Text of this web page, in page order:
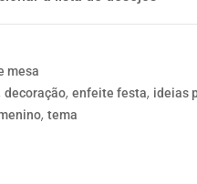
mesa
decoração,enfeite festa, ideias
,tema